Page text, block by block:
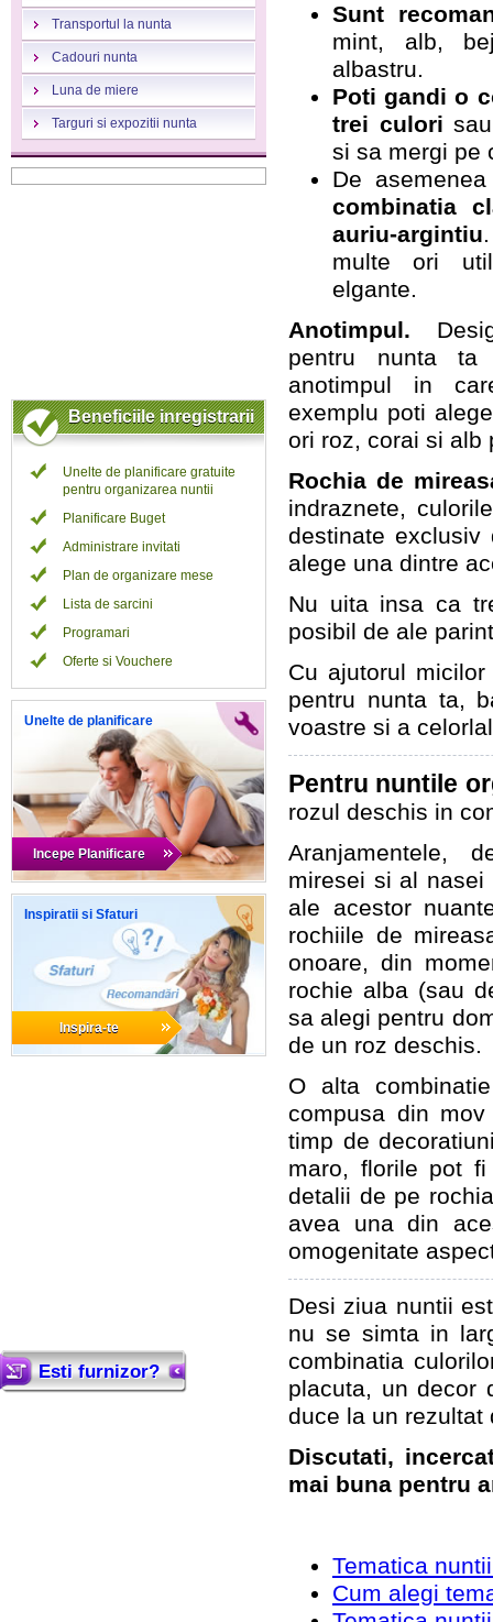
Esti furnizor?
Transportul la nunta
Cadouri nunta
Luna de miere
Targuri si expozitii nunta
Beneficiile inregistrarii
Unelte de planificare gratuite
pentru organizarea nuntii
Planificare Buget
Administrare invitati
Plan de organizare mese
Lista de sarcini
Programari
Oferte si Vouchere
Unelte de planificare
Incepe Planificare
Inspiratii si Sfaturi
Inspira-te
Sunt
mint, alb,
albastru.
Poti gandi o
trei culori
si sa mergi pe
De
combinatia
auriu-argintiu
multe ori
elgante.
Anotimpul.
pentru nunta
anotimpul in
exemplu poti
ori roz, corai si alb
Rochia de
indraznete,
destinate
alege una dintre
Nu uita insa ca
posibil de ale
Cu ajutorul
pentru nunta ta,
voastre si a
Pentru nuntile
rozul deschis in
Aranjamentele,
miresei si al
ale acestor
rochiile de
onoare, din
rochie alba (sau
sa alegi pentru
de un roz deschis.
O alta
compusa din
timp de
maro, florile pot
detalii de pe
avea una din
omogenitate
Desi ziua nuntii
nu se simta in
combinatia
placuta, un decor
duce la un rezultat
Discutati,
mai buna pentru
Tematica
Cum alegi